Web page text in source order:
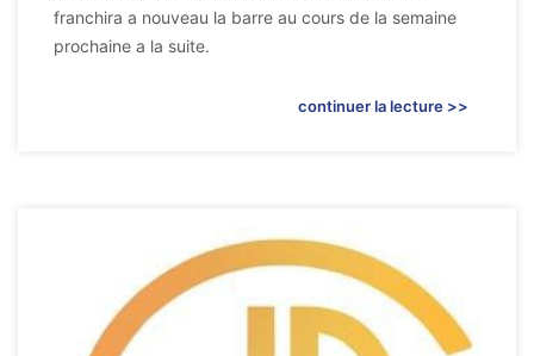
franchira a nouveau la barre au cours de la semaine
prochaine a la suite.
continuer la lecture >>